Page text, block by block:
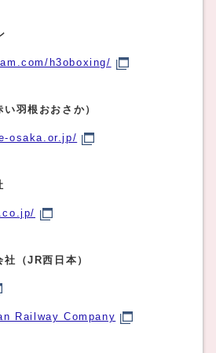
h3oboxing/
羽根おおさか）
osaka.or.jp/
（JR西日本）
Railway Company